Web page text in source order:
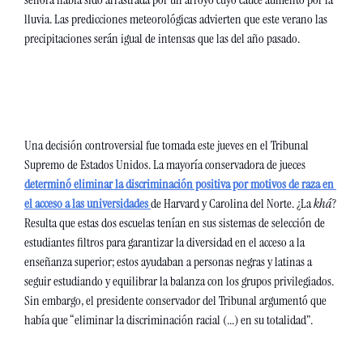
lluvia. Las predicciones meteorológicas advierten que este verano las
precipitaciones serán igual de intensas que las del año pasado.
Una decisión controversial fue tomada este jueves en el Tribunal
determinó eliminar la discriminación positiva por motivos de raza en
el acceso a las universidades de Harvard y Carolina del Norte. ¿La khá?
Resulta que estas dos escuelas tenían en sus sistemas de selección de
estudiantes filtros para garantizar la diversidad en el acceso a la
enseñanza superior; estos ayudaban a personas negras y latinas a
seguir estudiando y equilibrar la balanza con los grupos privilegiados.
Sin embargo, el presidente conservador del Tribunal argumentó que
había que “eliminar la discriminación racial (...) en su totalidad”.